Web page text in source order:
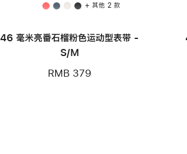
+ 其他 2 款
46 毫米亮番石榴粉色运动型表带 -
S/M
RMB 379